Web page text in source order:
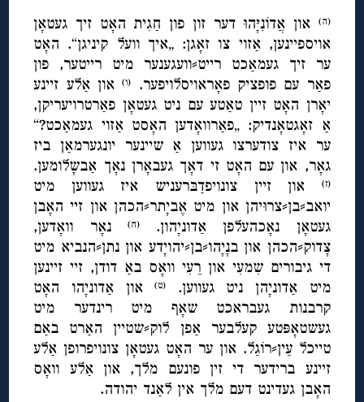
(ה) און אֲדוֹנִיָּהוּ דער זון פון חַגִית האָט זיך געטאָן
אויספיינען, אַזוי צו זאָגן: „איך וועל קיניגן“. האָט
ער זיך געמאַכט רייט⸗וועגענער מיט רייטער, פון
פאַר עם פופציק פאָראויסלויפער.
(ו)און אַלע זיינע
יאָרן האָט זיין טאַטע עם ניט געטאָן פאַרטרויעריקן,
אַ זאָגטאָנדיק: „פאַרוואָדען האָסט אַזוי געמאַכט?“
ער איז צודערצו געווען אַ שיינער יונגערמאַן ביז
גאָר, און עם האָט זי דאָך געבאָרן נאָך אַבשָלומען.
(ז)
און זיין צונויפדַבּרעניש איז געווען מיט
יואב⸗בן⸗צרוּיהן און מיט אֶביָתר⸗הכהן און זיי האָבן
געטאָן נאָכהעלפן אַדוניָהון.(ח)
נאָר וואָדען,
צָדוק⸗הכהן און בנָיָהו⸗בן⸗יהויָדע און נתן⸗הנביא מיט
די גיבורים שִמעִי און רֵעִי וואָס באַ דודן, זיי זיינען
מיט אַדוניָהן ניט געווען.
(ט)און אַדוניָהו האָט
קרבנות געבראכט שאָף מיט רינדער מיט
געשטאָפּטע קעלבער אַפן לוק⸗שטיין האַרט באַם
טייכל עֵין⸗רוֹגֵל. און ער האָט געטאָן צונויפרופן אַלע
זיינע ברידער די זין פונעם מלך, און אַלע וואָס
האָבן געדינט דעם מלך אין לאַנד יהודה.